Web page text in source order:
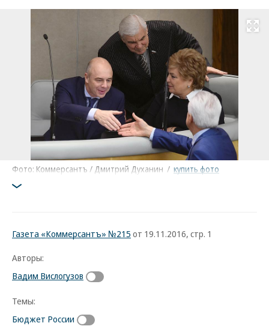
Развернуть
Фото: Коммерсантъ / Дмитрий Духанин / купить фото
Газета «Коммерсантъ» №215 от 19.11.2016, стр. 1
Авторы:
Вадим Вислогузов
Темы:
Бюджет России